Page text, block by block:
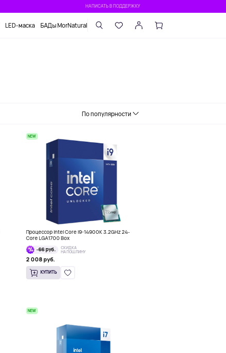
НАПИСАТЬ В ПОДДЕРЖКУ
LED-маска БАДы MorNatural
По популярности
NEW
Процессор Intel Core i9-14900K 3.2GHz 24-
Core LGA1700 Box
-66 руб.
СКИДКА
НА ПОШЛИНУ
2 008 руб.
КУПИТЬ
NEW